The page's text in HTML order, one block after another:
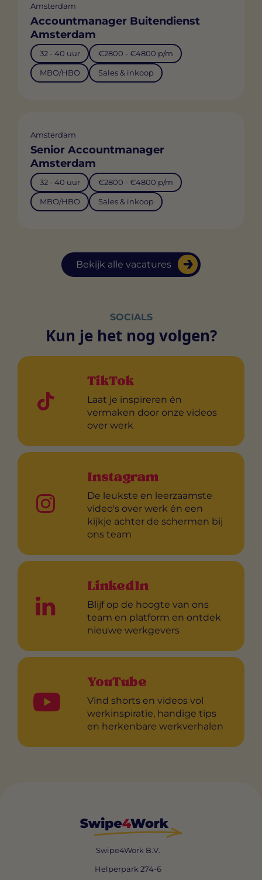
Bekijk alle vacatures
Amsterdam
Accountmanager Buitendienst
Amsterdam
32 - 40 uur €2800 - €4800 p/m
MBO/HBO Sales & inkoop
Amsterdam
Senior Accountmanager
Amsterdam
32 - 40 uur €2800 - €4800 p/m
MBO/HBO Sales & inkoop
SOCIALS
Kun je het nog volgen?
TikTok
Laat je inspireren én
vermaken door onze videos
over werk
Instagram
De leukste en leerzaamste
video's over werk én een
kijkje achter de schermen bij
ons team
LinkedIn
Blijf op de hoogte van ons
team en platform en ontdek
nieuwe werkgevers
YouTube
Vind shorts en videos vol
werkinspiratie, handige tips
en herkenbare werkverhalen
Swipe4Work B.V.
Helperpark 274-6